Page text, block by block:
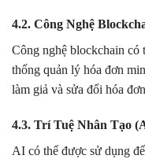
4.2. Công Nghệ
Công nghệ blockchain có
thống quản lý hóa đơn
làm giả và sửa đổi hóa
4.3. Trí Tuệ Nhân Tạo
AI có thể được sử dụng